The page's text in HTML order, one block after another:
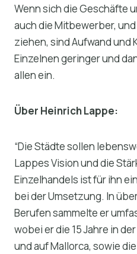
Wenn sich die Geschäfte
auch die Mitbewerber,
ziehen, sind Aufwand und
Einzelnen geringer und
allen ein.
Über Heinrich Lappe:
“Die Städte sollen
Lappes Vision und die
Einzelhandels ist für ihn
bei der Umsetzung. In
Berufen sammelte er
wobei er die 15 Jahre in
und auf Mallorca, sowie